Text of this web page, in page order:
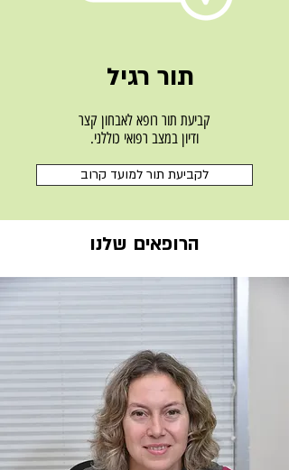
תור רגיל
קביעת תור רופא לאבחון קצר
ודיון במצב רפואי כוללני.
לקביעת תור למועד קרוב
הרופאים שלנו